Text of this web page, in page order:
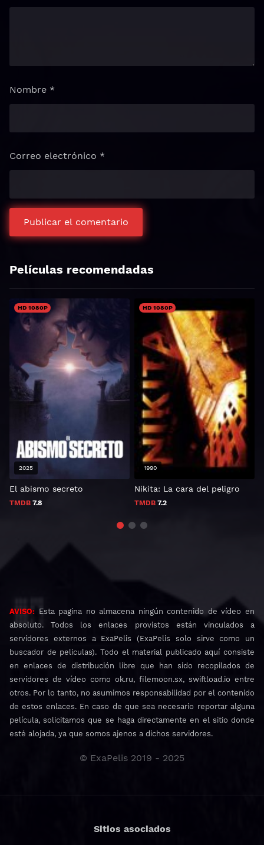
Nombre *
Correo electrónico *
Películas recomendadas
El abismo secreto
TMDB 7.8
HD 1080P
2025
Nikita: La cara del peligro
TMDB 7.2
HD 1080P
1990
AVISO: Esta pagina no almacena ningún contenido de vídeo en
absoluto. Todos los enlaces provistos están vinculados a
servidores externos a ExaPelis (ExaPelis solo sirve como un
buscador de peliculas). Todo el material publicado aquí consiste
en enlaces de distribución libre que han sido recopilados de
servidores de vídeo como ok.ru, filemoon.sx, swiftload.io entre
otros. Por lo tanto, no asumimos responsabilidad por el contenido
de estos enlaces. En caso de que sea necesario reportar alguna
película, solicitamos que se haga directamente en el sitio donde
esté alojada, ya que somos ajenos a dichos servidores.
© ExaPelis 2019 - 2025
Sitios asociados